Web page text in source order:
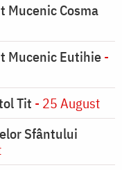
Mucenic Cosma
Mucenic Eutihie-
Tit - 25 August
Sfântului